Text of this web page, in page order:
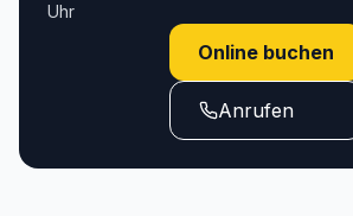
Uhr
Online buchen
Anrufen